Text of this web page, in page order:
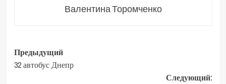
Валентина Торомченко
Навигация
записи
Предыдущий
32 автобус Днепр
Следующий: